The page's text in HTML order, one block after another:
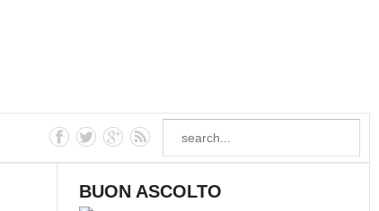
BUON ASCOLTO